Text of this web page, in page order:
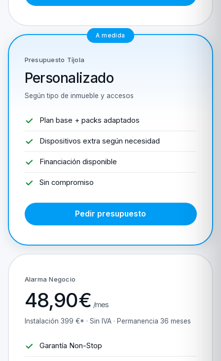
A medida
Presupuesto Tíjola
Personalizado
Según tipo de inmueble y accesos
Plan base + packs adaptados
Dispositivos extra según necesidad
Financiación disponible
Sin compromiso
Pedir presupuesto
Alarma Negocio
48,90€ /mes
Instalación 399 €* · Sin IVA · Permanencia 36 meses
Garantía Non-Stop